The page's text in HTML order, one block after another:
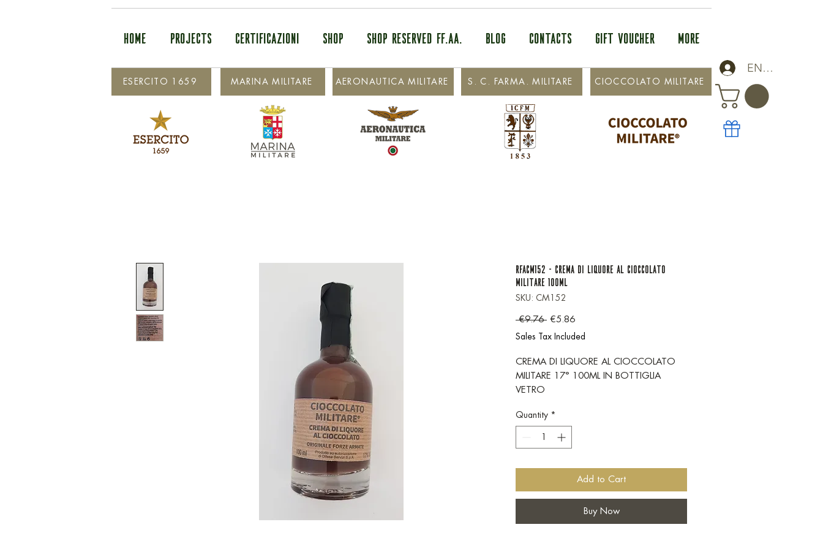
HOME PROJECTS CERTIFICAZIONI SHOP SHOP RESERVED FF.AA. BLOG CONTACTS GIFT VOUCHER More
CIOCCOLATO MILITARE
S. C. FARMA. MILITARE
ESERCITO 1659
ENTRA
AERONAUTICA MILITARE
MARINA MILITARE
RFACM152 - CREMA DI LIQUORE AL CIOCCOLATO
MILITARE 100ML
SKU: CM152
€9.76 Regular Price
€5.86Sale Price
Sales Tax Included
CREMA DI LIQUORE AL CIOCCOLATO
MILITARE 17° 100ML IN BOTTIGLIA
VETRO
Quantity *
Add to Cart
Buy Now